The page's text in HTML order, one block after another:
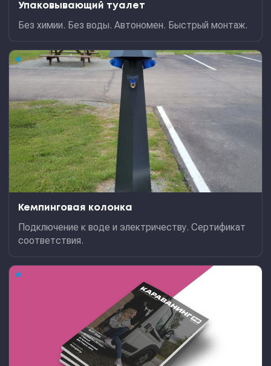
Упаковывающий туалет
Без химии. Без воды. Автономен. Быстрый монтаж.
★
Кемпинговая колонка
Подключение к воде и электричеству. Сертификат
соответствия.
★